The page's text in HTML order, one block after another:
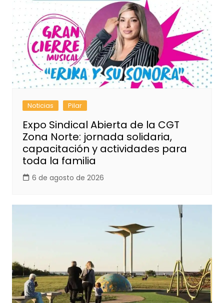
Noticias Pilar
Expo Sindical Abierta de la CGT
Zona Norte: jornada solidaria,
capacitación y actividades para
toda la familia
6 de agosto de 2026